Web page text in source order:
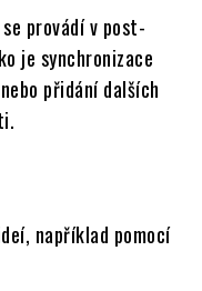
provádí v post-
je synchronizace
přidání dalších
například pomocí